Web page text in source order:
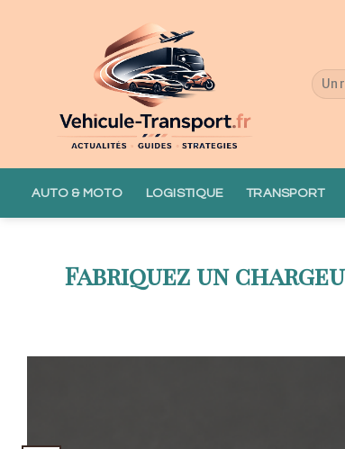
AUTO & MOTO LOGISTIQUE TRANSPORT
Fabriquez un